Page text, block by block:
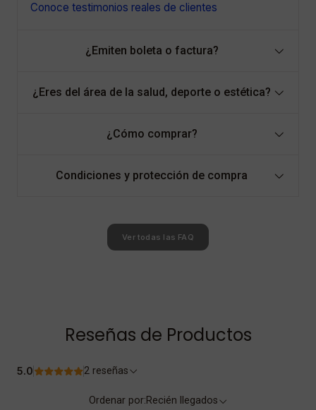
Conoce testimonios reales de clientes
¿Emiten boleta o factura?
¿Eres del área de la salud, deporte o estética?
¿Cómo comprar?
Condiciones y protección de compra
Ver todas las FAQ
Reseñas de Productos
5.0 2 reseñas
Ordenar por:Recién llegados